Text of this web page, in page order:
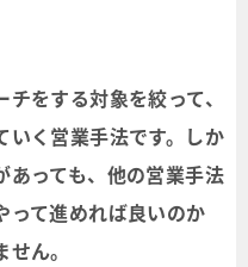
をする対象を絞って、
いく営業手法です。しか
あっても、他の営業手法
って進めれば良いのか
ん。